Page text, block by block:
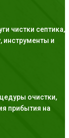
чистки септика,
инструменты и
очистки,
прибытия на